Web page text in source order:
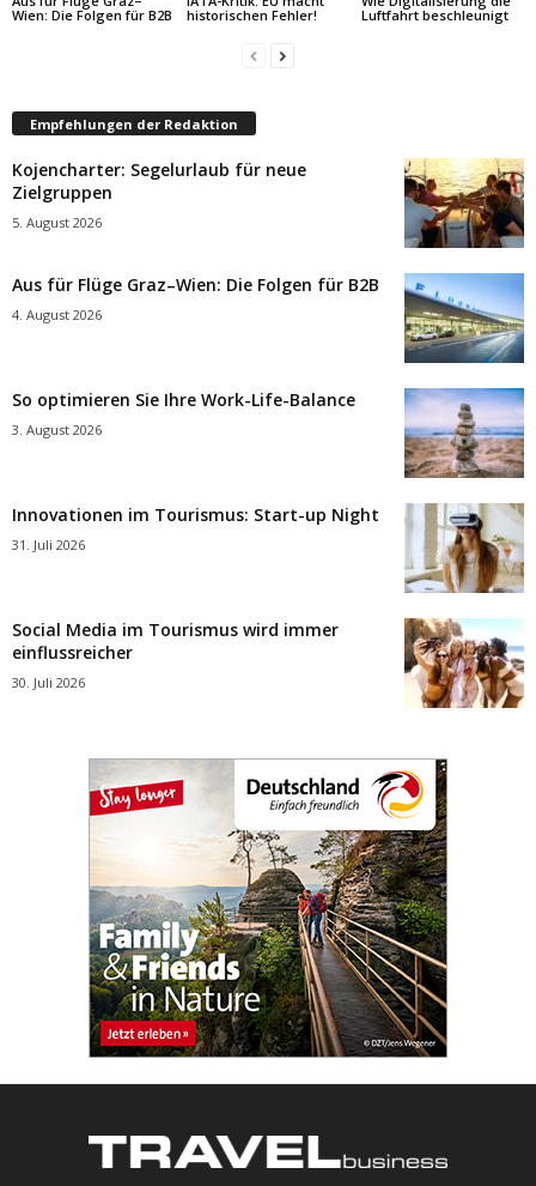
Wien: Die Folgen für B2B
historischen Fehler!
Luftfahrt beschleunigt
Empfehlungen der Redaktion
Kojencharter: Segelurlaub für neue
Zielgruppen
5. August 2026
Aus für Flüge Graz–Wien: Die Folgen für B2B
4. August 2026
So optimieren Sie Ihre Work-Life-Balance
3. August 2026
Innovationen im Tourismus: Start-up Night
31. Juli 2026
Social Media im Tourismus wird immer
einflussreicher
30. Juli 2026